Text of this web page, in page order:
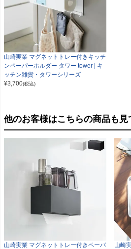
山崎実業 マグネットトレー付きキッチ
ンペーパーホルダー タワー tower | キ
ッチン雑貨・タワーシリーズ
¥3,700(税込)
他のお客様はこちらの商品も見
山崎実業 マグネットトレー付きペーパ
山崎